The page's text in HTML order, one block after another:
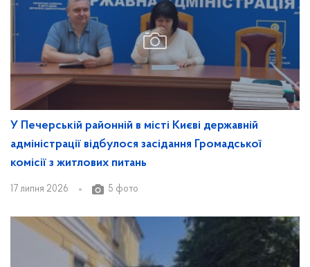
У Печерській районній в місті Києві державній
адміністрації відбулося засідання Громадської
комісії з житлових питань
17 липня 2026 5 фото